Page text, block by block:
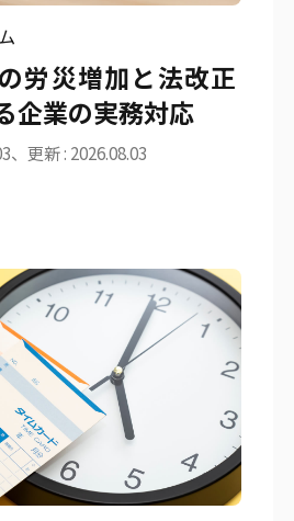
労災増加と法改正
企業の実務対応
、更新 : 2026.08.03